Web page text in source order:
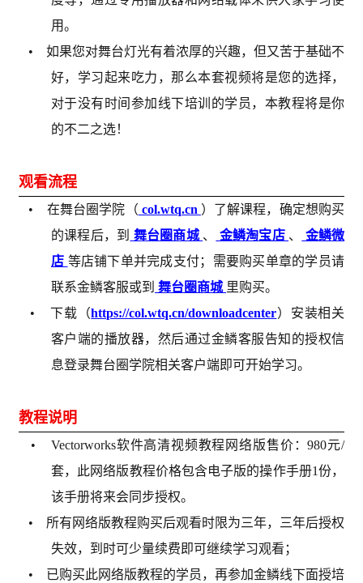
用。
• 如果您对舞台灯光有着浓厚的兴趣，但又苦于基础不
好，学习起来吃力，那么本套视频将是您的选择，
对于没有时间参加线下培训的学员，本教程将是你
的不二之选！
观看流程
• 在舞台圈学院（ col.wtq.cn ）了解课程，确定想购买
的课程后，到 舞台圈商城 、 金鳞淘宝店 、
金鳞微
店 等店铺下单并完成支付；需要购买单章的学员请
联系金鳞客服或到 舞台圈商城 里购买。
• 下载（https://col.wtq.cn/downloadcenter）安装相关
客户端的播放器，然后通过金鳞客服告知的授权信
息登录舞台圈学院相关客户端即可开始学习。
教程说明
• Vectorworks软件高清视频教程网络版售价：980元/
套，此网络版教程价格包含电子版的操作手册1份，
该手册将来会同步授权。
• 所有网络版教程购买后观看时限为三年，三年后授权
失效，到时可少量续费即可继续学习观看；
• 已购买此网络版教程的学员，再参加金鳞线下面授培